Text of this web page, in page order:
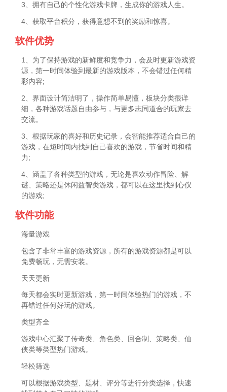
3、拥有自己的个性化游戏卡牌，生成你的游戏人生。
4、获取平台积分，获得意想不到的奖励和惊喜。
软件优势
1、为了保持游戏的新鲜度和竞争力，会及时更新游戏资
源，第一时间体验到最新的游戏版本，不会错过任何精
彩内容;
2、界面设计简洁明了，操作简单易懂，板块分类很详
细，各种游戏话题自由参与，与更多志同道合的玩家去
交流。
3、根据玩家的喜好和历史记录，会智能推荐适合自己的
游戏，在短时间内找到自己喜欢的游戏，节省时间和精
力;
4、涵盖了各种类型的游戏，无论是喜欢动作冒险、解
谜、策略还是休闲益智类游戏，都可以在这里找到心仪
的游戏;
软件功能
海量游戏
包含了非常丰富的游戏资源，所有的游戏资源都是可以
免费畅玩，无需安装。
天天更新
每天都会实时更新游戏，第一时间体验热门的游戏，不
再错过任何好玩的游戏。
类型齐全
游戏中心汇聚了传奇类、角色类、回合制、策略类、仙
侠类等类型热门游戏。
轻松筛选
可以根据游戏类型、题材、评分等进行分类选择，快速